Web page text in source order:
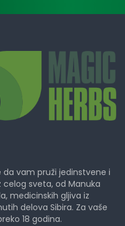
vam pruži jedinstvene i
sveta, od Manuka
medicinskih gljiva iz
delova Sibira. Za vaše
18 godina.